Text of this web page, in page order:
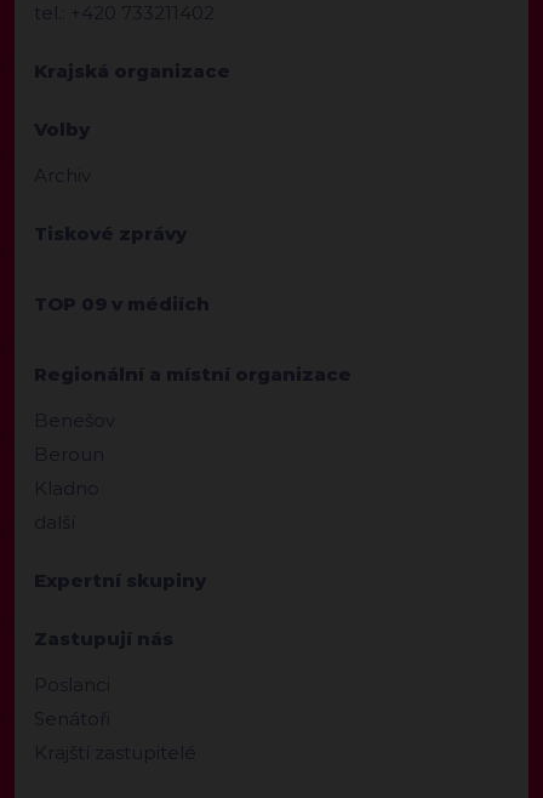
tel.: +420 733211402
Krajská organizace
Volby
Archiv
Tiskové zprávy
TOP 09 v médiích
Regionální a místní organizace
Benešov
Beroun
Kladno
další
Expertní skupiny
Zastupují nás
Poslanci
Senátoři
Krajští zastupitelé